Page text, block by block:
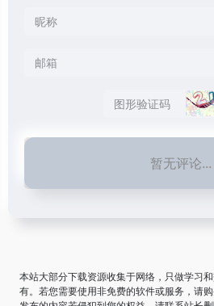
暂无评论...
本站大部分下载资源收集于网络，只做学习
有。若您需要使用非免费的软件或服务，请